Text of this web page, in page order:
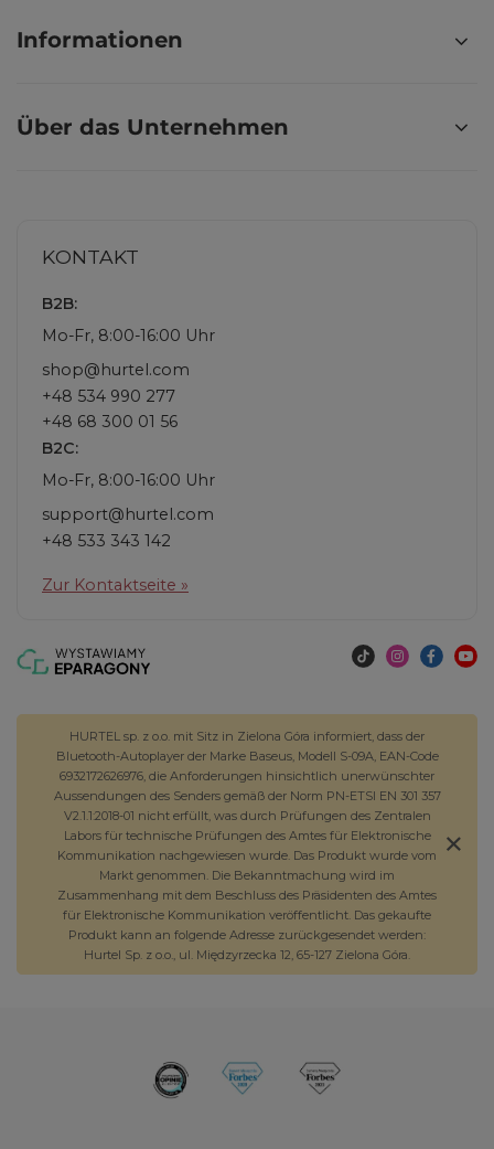
Informationen
Über das Unternehmen
KONTAKT
B2B:
Mo-Fr, 8:00-16:00 Uhr
shop@hurtel.com
+48 534 990 277
+48 68 300 01 56
B2C:
Mo-Fr, 8:00-16:00 Uhr
support@hurtel.com
+48 533 343 142
Zur Kontaktseite »
HURTEL sp. z o.o. mit Sitz in Zielona Góra informiert, dass der
Bluetooth-Autoplayer der Marke Baseus, Modell S-09A, EAN-Code
6932172626976, die Anforderungen hinsichtlich unerwünschter
Aussendungen des Senders gemäß der Norm PN-ETSI EN 301 357
V2.1.1:2018-01 nicht erfüllt, was durch Prüfungen des Zentralen
Labors für technische Prüfungen des Amtes für Elektronische
Kommunikation nachgewiesen wurde. Das Produkt wurde vom
Markt genommen. Die Bekanntmachung wird im
Zusammenhang mit dem Beschluss des Präsidenten des Amtes
für Elektronische Kommunikation veröffentlicht. Das gekaufte
Produkt kann an folgende Adresse zurückgesendet werden:
Hurtel Sp. z o.o., ul. Międzyrzecka 12, 65-127 Zielona Góra.